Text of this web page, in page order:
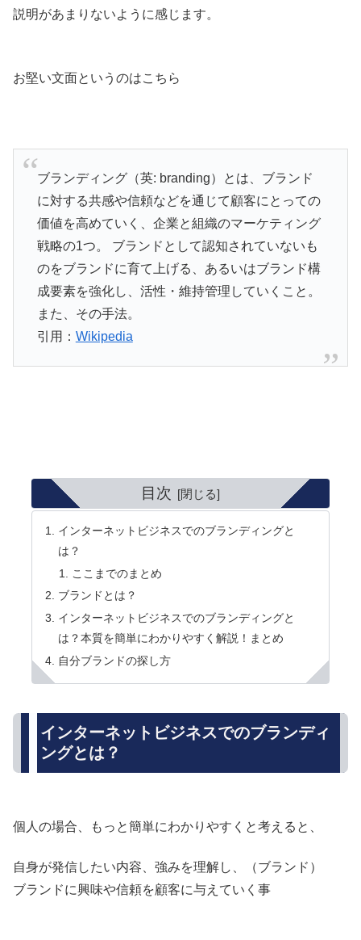
説明があまりないように感じます。
お堅い文面というのはこちら
ブランディング（英: branding）とは、ブランド
に対する共感や信頼などを通じて顧客にとっての
価値を高めていく、企業と組織のマーケティング
戦略の1つ。 ブランドとして認知されていないも
のをブランドに育て上げる、あるいはブランド構
成要素を強化し、活性・維持管理していくこと。
また、その手法。
引用： Wikipedia
目次
インターネットビジネスでのブランディングと
は？
ここまでのまとめ
ブランドとは？
インターネットビジネスでのブランディングと
は？本質を簡単にわかりやすく解説！まとめ
自分ブランドの探し方
インターネットビジネスでのブランディ
ングとは？
個人の場合、もっと簡単にわかりやすくと考えると、
自身が発信したい内容、強みを理解し、（ブランド）
ブランドに興味や信頼を顧客に与えていく事